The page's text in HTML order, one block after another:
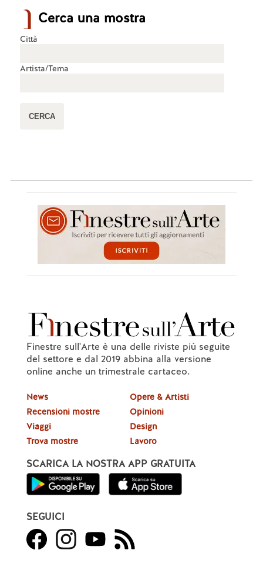
Cerca una mostra
Città
Artista/Tema
Finestre sull'Arte è una delle riviste più seguite
del settore e dal 2019 abbina alla versione
online anche un trimestrale cartaceo.
News
Recensioni mostre
Viaggi
Trova mostre
Opere & Artisti
Opinioni
Design
Lavoro
SCARICA LA NOSTRA APP GRATUITA
SEGUICI